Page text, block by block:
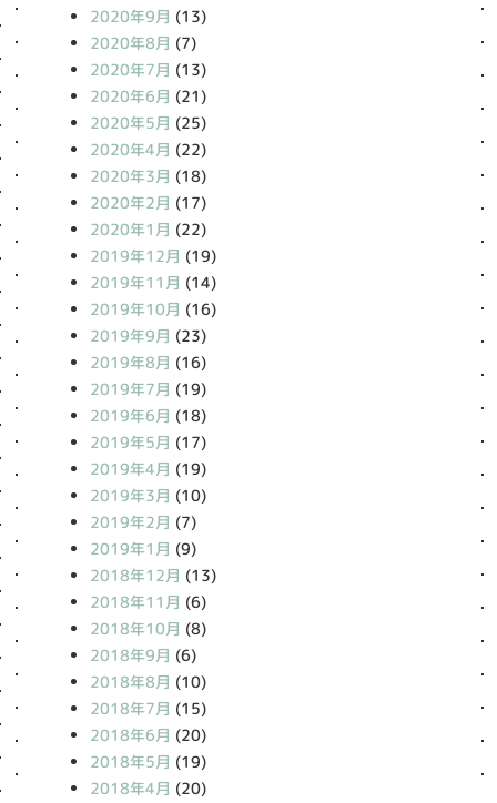
2020年9月 (13)
2020年8月 (7)
2020年7月 (13)
2020年6月 (21)
2020年5月 (25)
2020年4月 (22)
2020年3月 (18)
2020年2月 (17)
2020年1月 (22)
2019年12月 (19)
2019年11月 (14)
2019年10月 (16)
2019年9月 (23)
2019年8月 (16)
2019年7月 (19)
2019年6月 (18)
2019年5月 (17)
2019年4月 (19)
2019年3月 (10)
2019年2月 (7)
2019年1月 (9)
2018年12月 (13)
2018年11月 (6)
2018年10月 (8)
2018年9月 (6)
2018年8月 (10)
2018年7月 (15)
2018年6月 (20)
2018年5月 (19)
2018年4月 (20)